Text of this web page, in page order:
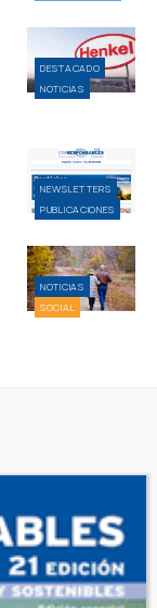
DESTACADO
NOTICIAS
NEWSLETTERS
PUBLICACIONES
NOTICIAS
SOCIAL